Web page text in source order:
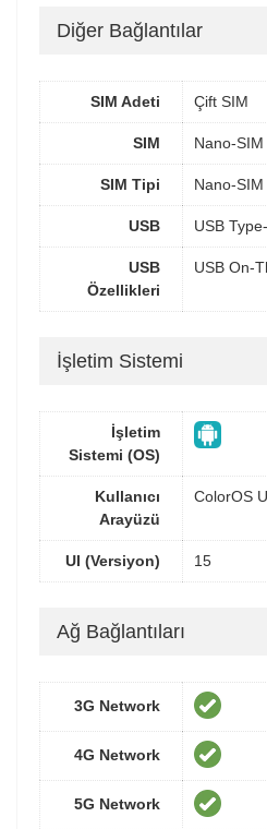
Diğer Bağlantılar
SIM Adeti Çift SIM
SIM Nano-SIM
SIM Tipi Nano-
USB USB
USB
Özellikleri
USB On-
İşletim Sistemi
İşletim
Sistemi (OS)
Kullanıcı
Arayüzü
ColorOS
UI (Versiyon) 15
Ağ Bağlantıları
3G Network
4G Network
5G Network